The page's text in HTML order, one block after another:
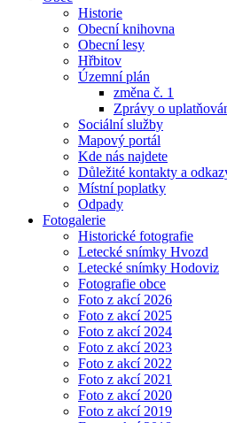
Historie
Obecní knihovna
Obecní lesy
Hřbitov
Územní plán
změna č. 1
Zprávy o
Sociální služby
Mapový portál
Kde nás najdete
Důležité kontakty a
Místní poplatky
Odpady
Fotogalerie
Historické fotografie
Letecké snímky Hvozd
Letecké snímky Hodoviz
Fotografie obce
Foto z akcí 2026
Foto z akcí 2025
Foto z akcí 2024
Foto z akcí 2023
Foto z akcí 2022
Foto z akcí 2021
Foto z akcí 2020
Foto z akcí 2019